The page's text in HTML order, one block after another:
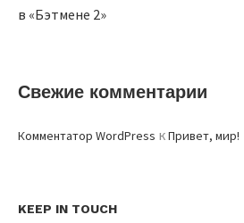
в «Бэтмене 2»
Свежие комментарии
Комментатор WordPress кПривет, мир!
KEEP IN TOUCH